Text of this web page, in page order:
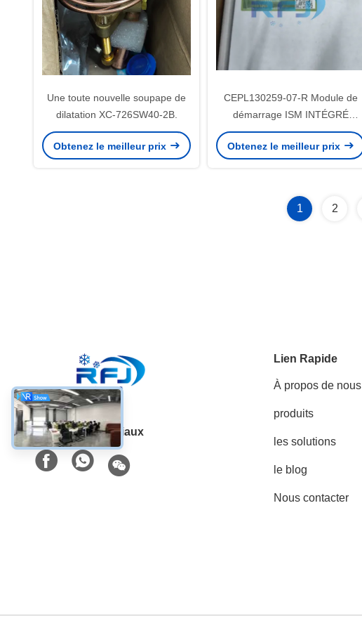
Une toute nouvelle soupape de
dilatation XC-726SW40-2B.
Obtenez le meilleur prix
CEPL130259-07-R Module de
démarrage ISM INTÉGRÉ
Carrier
Obtenez le meilleur prix
1 2
Les réseaux sociaux
Lien Rapide
À propos de nous
produits
les solutions
le blog
Nous contacter